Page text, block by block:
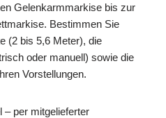
Gelenkarmmarkise bis zur
Bestimmen Sie
(2 bis 5,6 Meter), die
oder manuell) sowie die
Vorstellungen.
– per mitgelieferter